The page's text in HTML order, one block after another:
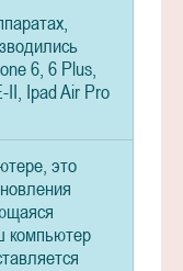
6, 6 Plus,
II, Ipad Air Pro
это
компьютер